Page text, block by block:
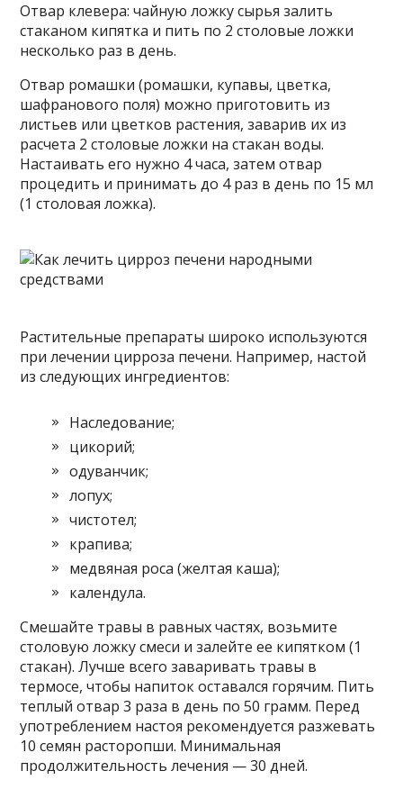
Отвар клевера: чайную ложку сырья залить
стаканом кипятка и пить по 2 столовые ложки
несколько раз в день.
Отвар ромашки (ромашки, купавы, цветка,
шафранового поля) можно приготовить из
листьев или цветков растения, заварив их из
расчета 2 столовые ложки на стакан воды.
Настаивать его нужно 4 часа, затем отвар
процедить и принимать до 4 раз в день по 15 мл
(1 столовая ложка).
Растительные препараты широко используются
при лечении цирроза печени. Например, настой
из следующих ингредиентов:
Наследование;
цикорий;
одуванчик;
лопух;
чистотел;
крапива;
медвяная роса (желтая каша);
календула.
Смешайте травы в равных частях, возьмите
столовую ложку смеси и залейте ее кипятком (1
стакан). Лучше всего заваривать травы в
термосе, чтобы напиток оставался горячим. Пить
теплый отвар 3 раза в день по 50 грамм. Перед
употреблением настоя рекомендуется разжевать
10 семян расторопши. Минимальная
продолжительность лечения — 30 дней.